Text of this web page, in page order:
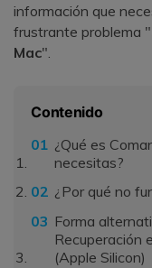
información que
frustrante problema "
Mac".
Contenido
¿Qué es
necesitas?
¿Por qué no
Forma
Recuperación
(Apple Silicon)